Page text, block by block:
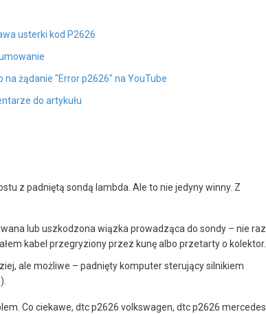
usterki kod P2626
na żądanie "Error p2626" na YouTube
do artykułu
z padniętą sondą lambda. Ale to nie jedyny winny. Z
lub uszkodzona wiązka prowadząca do sondy – nie raz
kabel przegryziony przez kunę albo przetarty o kolektor.
ale możliwe – padnięty komputer sterujący silnikiem
Co ciekawe, dtc p2626 volkswagen, dtc p2626 mercedes